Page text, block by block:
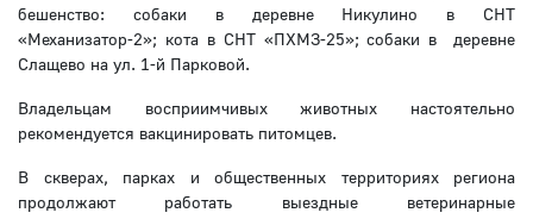
бешенство: собаки в деревне Никулино в СНТ
«Механизатор-2»; кота в СНТ «ПХМЗ-25»; собаки в деревне
Слащево на ул. 1-й Парковой.
Владельцам восприимчивых животных настоятельно
рекомендуется вакцинировать питомцев.
В скверах, парках и общественных территориях региона
продолжают работать выездные ветеринарные